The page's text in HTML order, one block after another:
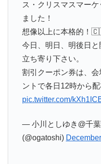
ス・クリスマスマー
ました！
想像以上に本格的！
今日、明日、明後日
立ち寄り下さい。
割引クーポン券は、
ントで各日12時から
pic.twitter.com/
— 小川としゆき@千葉
(@ogatoshi)